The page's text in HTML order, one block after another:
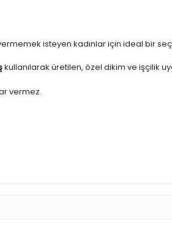
isteyen kadınlar için ideal bir
kullanılarak üretilen, özel dikim ve işçilik
vermez.